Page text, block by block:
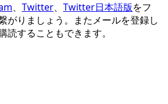
、 Twitter、 Twitter日本語版をフ
がりましょう。またメールを登録し
読することもできます。